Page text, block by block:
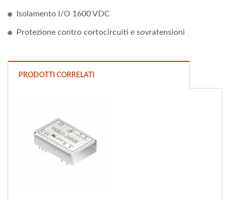
Isolamento I/O 1600 VDC
Protezione contro cortocircuiti e sovratensioni
PRODOTTI CORRELATI